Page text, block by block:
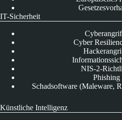
IT-Sicherheit
Cyber
NIS-2-
Phishing
Schadsoftware (Maleware,
Künstliche Intelligenz